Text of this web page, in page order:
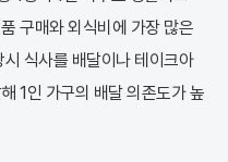
구매와 외식비에 가장 많은
식사를 배달이나 테이크아
1인 가구의 배달 의존도가 높